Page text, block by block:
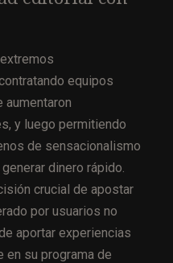
equipos
y luego permitiendo
de sensacionalismo
dinero rápido.
crucial de apostar
por usuarios no
aportar experiencias
en su programa de